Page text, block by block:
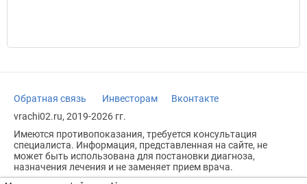
Обратная связь Инвесторам
Вконтакте
vrachi02.ru, 2019-2026 гг.
Имеются противопоказания, требуется консультация
специалиста. Информация, представленная на сайте, не
может быть использована для постановки диагноза,
назначения лечения и не заменяет прием врача.